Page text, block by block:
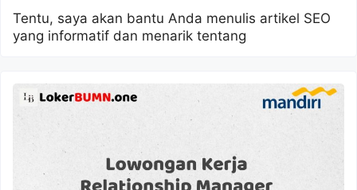
Tentu, saya akan bantu Anda menulis artikel SEO
yang informatif dan menarik tentang